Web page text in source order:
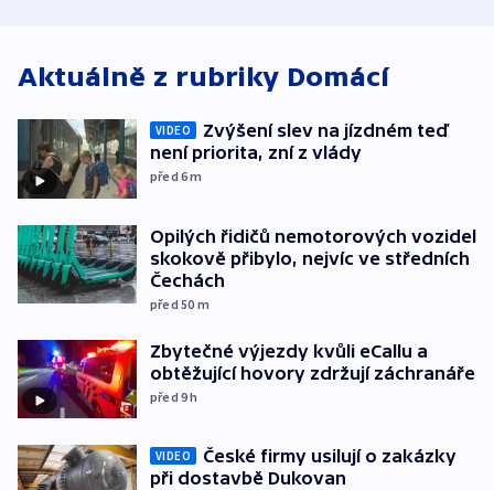
Aktuálně z rubriky Domácí
VIDEO
Zvýšení slev na jízdném teď
není priorita, zní z vlády
před 6m
Opilých řidičů nemotorových vozidel
skokově přibylo, nejvíc ve středních
Čechách
před 50 m
Zbytečné výjezdy kvůli eCallu a
obtěžující hovory zdržují záchranáře
před 9h
VIDEO
České firmy usilují o zakázky
při dostavbě Dukovan